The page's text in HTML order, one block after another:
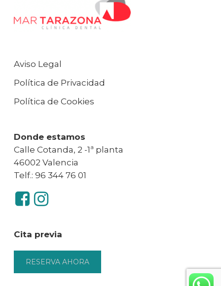
Aviso Legal
Política de Privacidad
Política de Cookies
Donde estamos
Calle Cotanda, 2 -1ª planta
46002 Valencia
Telf.: 96 344 76 01
Cita previa
RESERVA AHORA